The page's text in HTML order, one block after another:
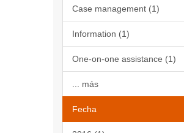
Case management (1)
Information (1)
One-on-one assistance (1)
... más
Fecha